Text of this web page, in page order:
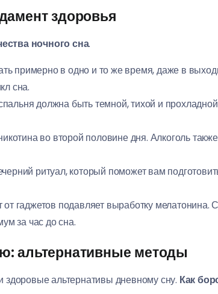
здоровья
ночного сна.
примерно в одно и то же время, даже в
сна.
должна быть темной, тихой и
во второй половине дня. Алкоголь
ритуал, который поможет вам
гаджетов подавляет выработку мелатонина.
за час до сна.
альтернативные методы
здоровые альтернативы дневному сну. Как